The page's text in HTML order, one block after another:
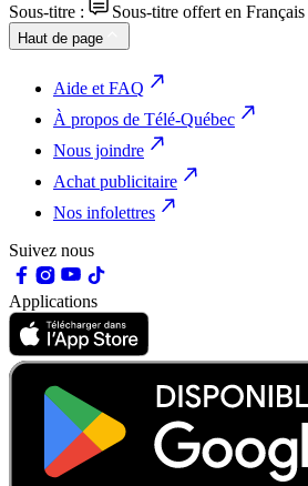
Sous-titre :
Sous-titre offert en Français
Haut de page
Aide et FAQ
À propos de Télé-Québec
Nous joindre
Achat publicitaire
Nos infolettres
Suivez nous
Applications